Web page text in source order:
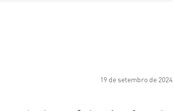
19 de setembro de 2024